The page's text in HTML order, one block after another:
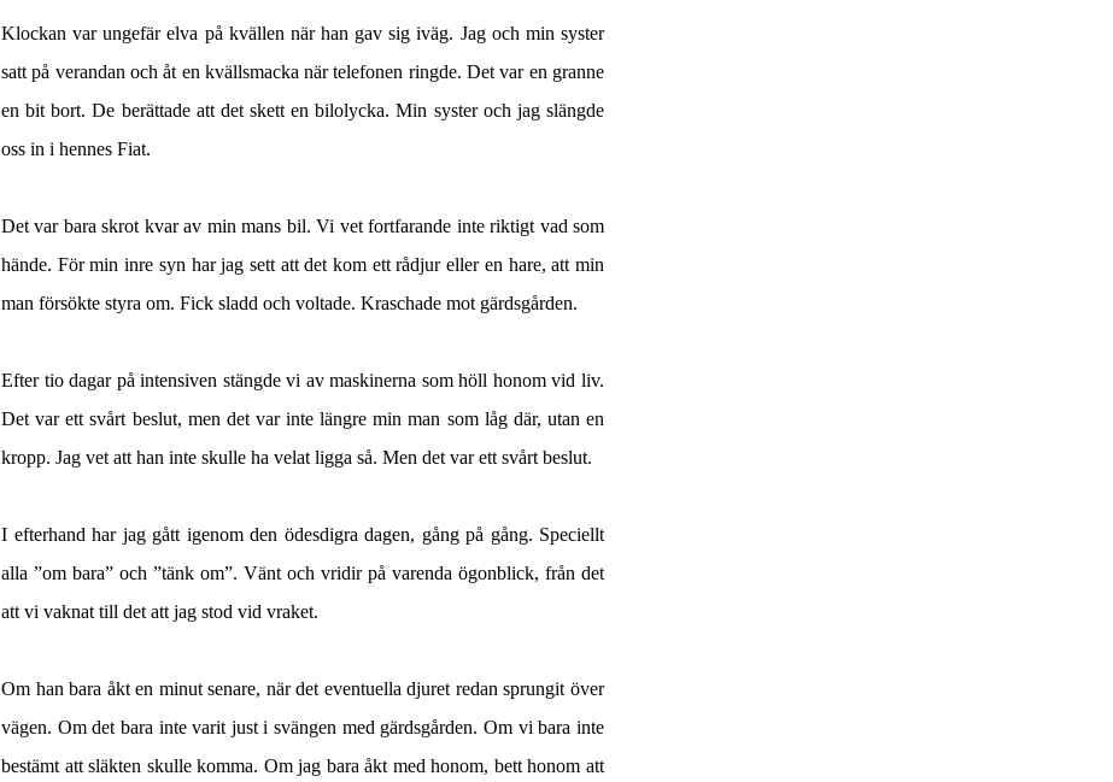
Klockan var ungefär elva på kvällen när han gav sig iväg. Jag och min syster
satt på verandan och åt en kvällsmacka när telefonen ringde. Det var en granne
en bit bort. De berättade att det skett en bilolycka. Min syster och jag slängde
oss in i hennes Fiat.
Det var bara skrot kvar av min mans bil. Vi vet fortfarande inte riktigt vad som
hände. För min inre syn har jag sett att det kom ett rådjur eller en hare, att min
man försökte styra om. Fick sladd och voltade. Kraschade mot gärdsgården.
Efter tio dagar på intensiven stängde vi av maskinerna som höll honom vid liv.
Det var ett svårt beslut, men det var inte längre min man som låg där, utan en
kropp. Jag vet att han inte skulle ha velat ligga så. Men det var ett svårt beslut.
I efterhand har jag gått igenom den ödesdigra dagen, gång på gång. Speciellt
alla ”om bara” och ”tänk om”. Vänt och vridir på varenda ögonblick, från det
att vi vaknat till det att jag stod vid vraket.
Om han bara åkt en minut senare, när det eventuella djuret redan sprungit över
vägen. Om det bara inte varit just i svängen med gärdsgården. Om vi bara inte
bestämt att släkten skulle komma. Om jag bara åkt med honom, bett honom att